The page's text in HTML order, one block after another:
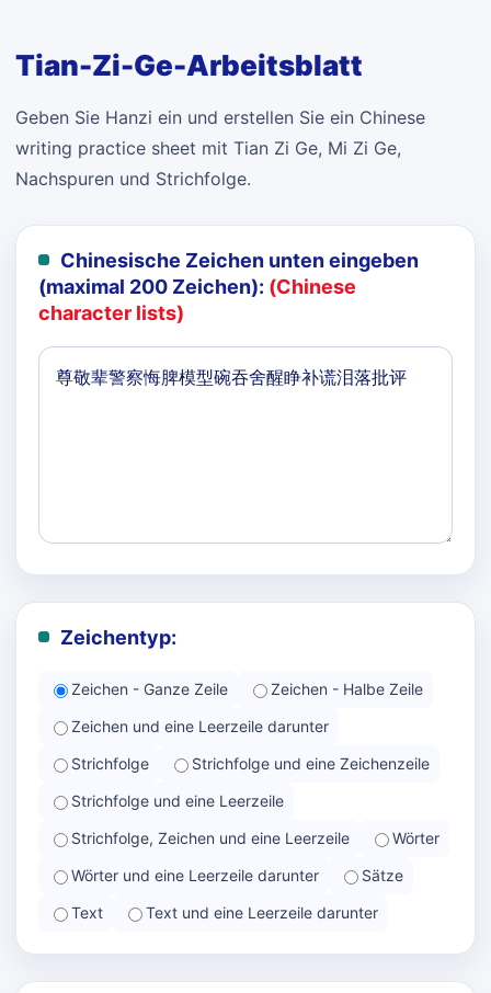
Tian-Zi-Ge-Arbeitsblatt
Geben Sie Hanzi ein und erstellen Sie ein Chinese
writing practice sheet mit Tian Zi Ge, Mi Zi Ge,
Nachspuren und Strichfolge.
Chinesische Zeichen unten eingeben
(maximal 200 Zeichen): (Chinese
character lists)
Zeichentyp:
Zeichen - Ganze Zeile
Zeichen - Halbe Zeile
Zeichen und eine Leerzeile darunter
Strichfolge
Strichfolge und eine Zeichenzeile
Strichfolge und eine Leerzeile
Strichfolge, Zeichen und eine Leerzeile
Wörter
Wörter und eine Leerzeile darunter
Sätze
Text
Text und eine Leerzeile darunter